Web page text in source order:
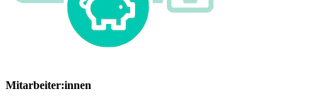
Mitarbeiter:innen